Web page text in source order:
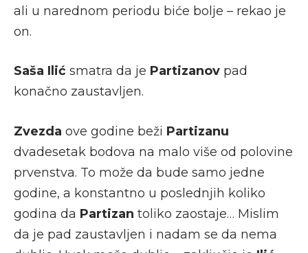
ali u narednom periodu biće bolje – rekao je
on.
Saša Ilić smatra da je Partizanov pad
konačno zaustavljen.
Zvezda ove godine beži Partizanu
dvadesetak bodova na malo više od polovine
prvenstva. To može da bude samo jedne
godine, a konstantno u poslednjih koliko
godina da Partizan toliko zaostaje… Mislim
da je pad zaustavljen i nadam se da nema